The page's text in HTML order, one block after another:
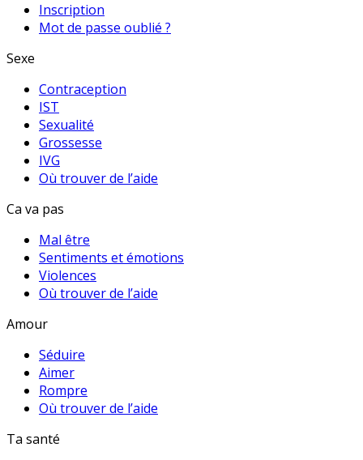
Inscription
Mot de passe oublié ?
Sexe
Contraception
IST
Sexualité
Grossesse
IVG
Où trouver de l’aide
Ca va pas
Mal être
Sentiments et émotions
Violences
Où trouver de l’aide
Amour
Séduire
Aimer
Rompre
Où trouver de l’aide
Ta santé